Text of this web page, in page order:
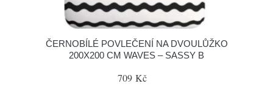
ČERNOBÍLÉ POVLEČENÍ NA DVOULŮŽKO
200X200 CM WAVES – SASSY B
709 Kč